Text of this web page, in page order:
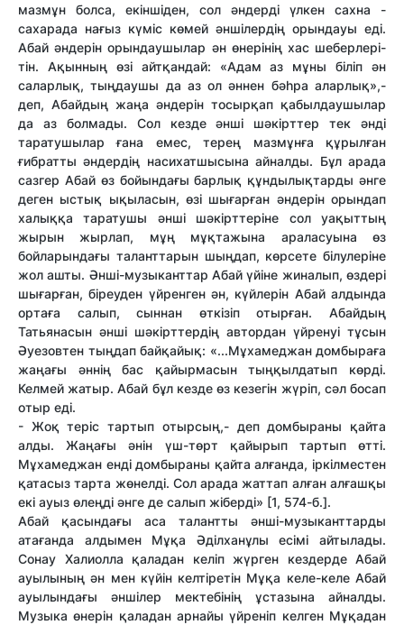
мазмұн болса, екіншіден, сол әндерді үлкен сахна -
сахарада нағыз күміс көмей әншілердің орындауы еді.
Абай әндерін орындаушылар ән өнерінің хас шеберлері-
тін. Ақынның өзі айтқандай: «Адам аз мұны біліп ән
саларлық, тыңдаушы да аз ол әннен бәһра аларлық»,-
деп, Абайдың жаңа әндерін тосырқап қабылдаушылар
да аз болмады. Сол кезде әнші шәкірттер тек әнді
таратушылар ғана емес, терең мазмұнға құрылған
ғибратты әндердің насихатшысына айналды. Бұл арада
сазгер Абай өз бойындағы барлық құндылықтарды әнге
деген ыстық ықыласын, өзі шығарған әндерін орындап
халыққа таратушы әнші шәкірттеріне сол уақыттың
жырын жырлап, мұң мұқтажына араласуына өз
бойларындағы таланттарын шыңдап, көрсете білулеріне
жол ашты. Әнші-музыканттар Абай үйіне жиналып, өздері
шығарған, біреуден үйренген ән, күйлерін Абай алдында
ортаға салып, сыннан өткізіп отырған. Абайдың
Татьянасын әнші шәкірттердің автордан үйренуі тұсын
Әуезовтен тыңдап байқайық: «...Мұхамеджан домбыраға
жаңағы әннің бас қайырмасын тыңқылдатып көрді.
Келмей жатыр. Абай бұл кезде өз кезегін жүріп, сәл босап
отыр еді.
- Жоқ теріс тартып отырсың,- деп домбыраны қайта
алды. Жаңағы әнін үш-төрт қайырып тартып өтті.
Мұхамеджан енді домбыраны қайта алғанда, іркілместен
қатасыз тарта жөнелді. Сол арада жаттап алған алғашқы
екі ауыз өлеңді әнге де салып жіберді» [1, 574-б.].
Абай қасындағы аса талантты әнші-музыканттарды
атағанда алдымен Мұқа Әділханұлы есімі айтылады.
Сонау Халиолла қаладан келіп жүрген кездерде Абай
ауылының ән мен күйін келтіретін Мұқа келе-келе Абай
ауылындағы әншілер мектебінің ұстазына айналды.
Музыка өнерін қаладан арнайы үйреніп келген Мұқадан